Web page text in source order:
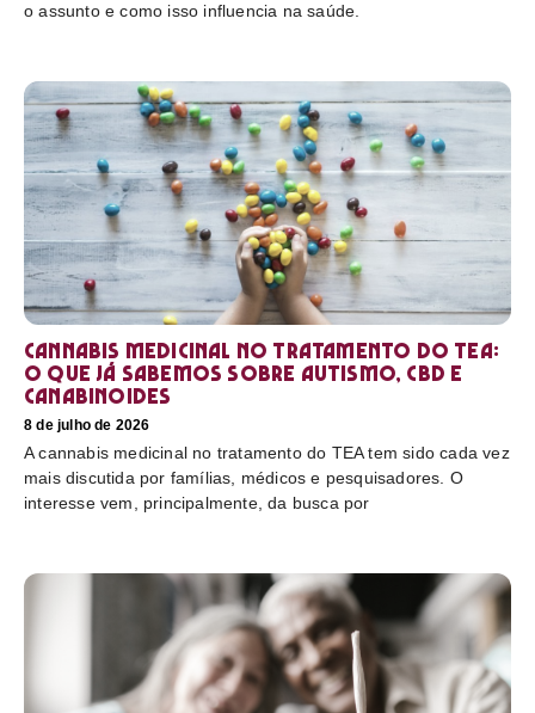
o assunto e como isso influencia na saúde.
Cannabis medicinal no tratamento do TEA:
o que já sabemos sobre autismo, CBD e
canabinoides
8 de julho de 2026
A cannabis medicinal no tratamento do TEA tem sido cada vez
mais discutida por famílias, médicos e pesquisadores. O
interesse vem, principalmente, da busca por